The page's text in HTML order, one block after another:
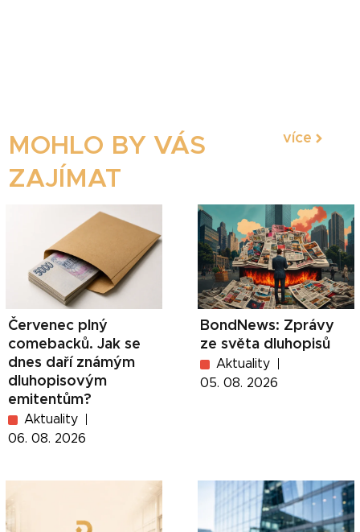
MOHLO BY VÁS
ZAJÍMAT
více
Červenec plný
comebacků. Jak se
dnes daří známým
dluhopisovým
emitentům?
Aktuality
06. 08. 2026
BondNews: Zprávy
ze světa dluhopisů
Aktuality
05. 08. 2026